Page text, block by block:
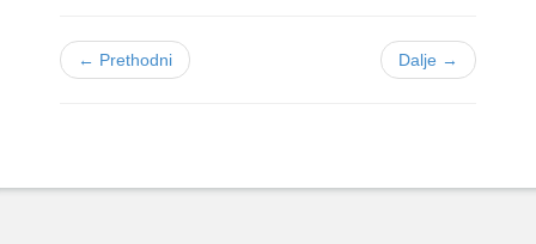
← Prethodni Dalje →